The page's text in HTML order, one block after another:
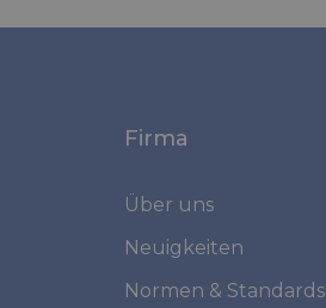
Firma
Über uns
Neuigkeiten
Normen & Standards